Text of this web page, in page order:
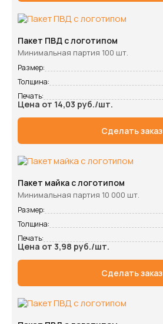
Пакет ПВД с логотипом
Минимальная партия 100 шт.
Размер:
Толщина:
Печать:
Цена от 14,03 руб./шт.
Сделать заказ
Пакет майка с логотипом
Минимальная партия 10 000 шт.
Размер:
Толщина:
Печать:
Цена от 3,98 руб./шт.
Сделать заказ